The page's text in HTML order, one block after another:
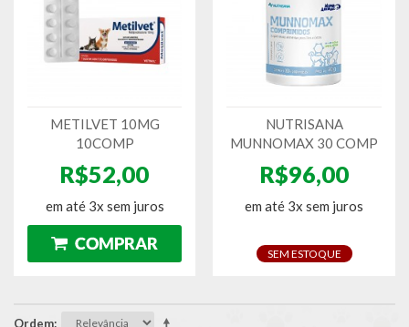
METILVET 10MG
10COMP
R$52,00
em até 3x sem juros
NUTRISANA
MUNNOMAX 30 COMP
R$96,00
em até 3x sem juros
SEM ESTOQUE
Ordem